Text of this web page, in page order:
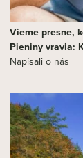
Vieme presne,
Pieniny vravia:
Napísali o nás